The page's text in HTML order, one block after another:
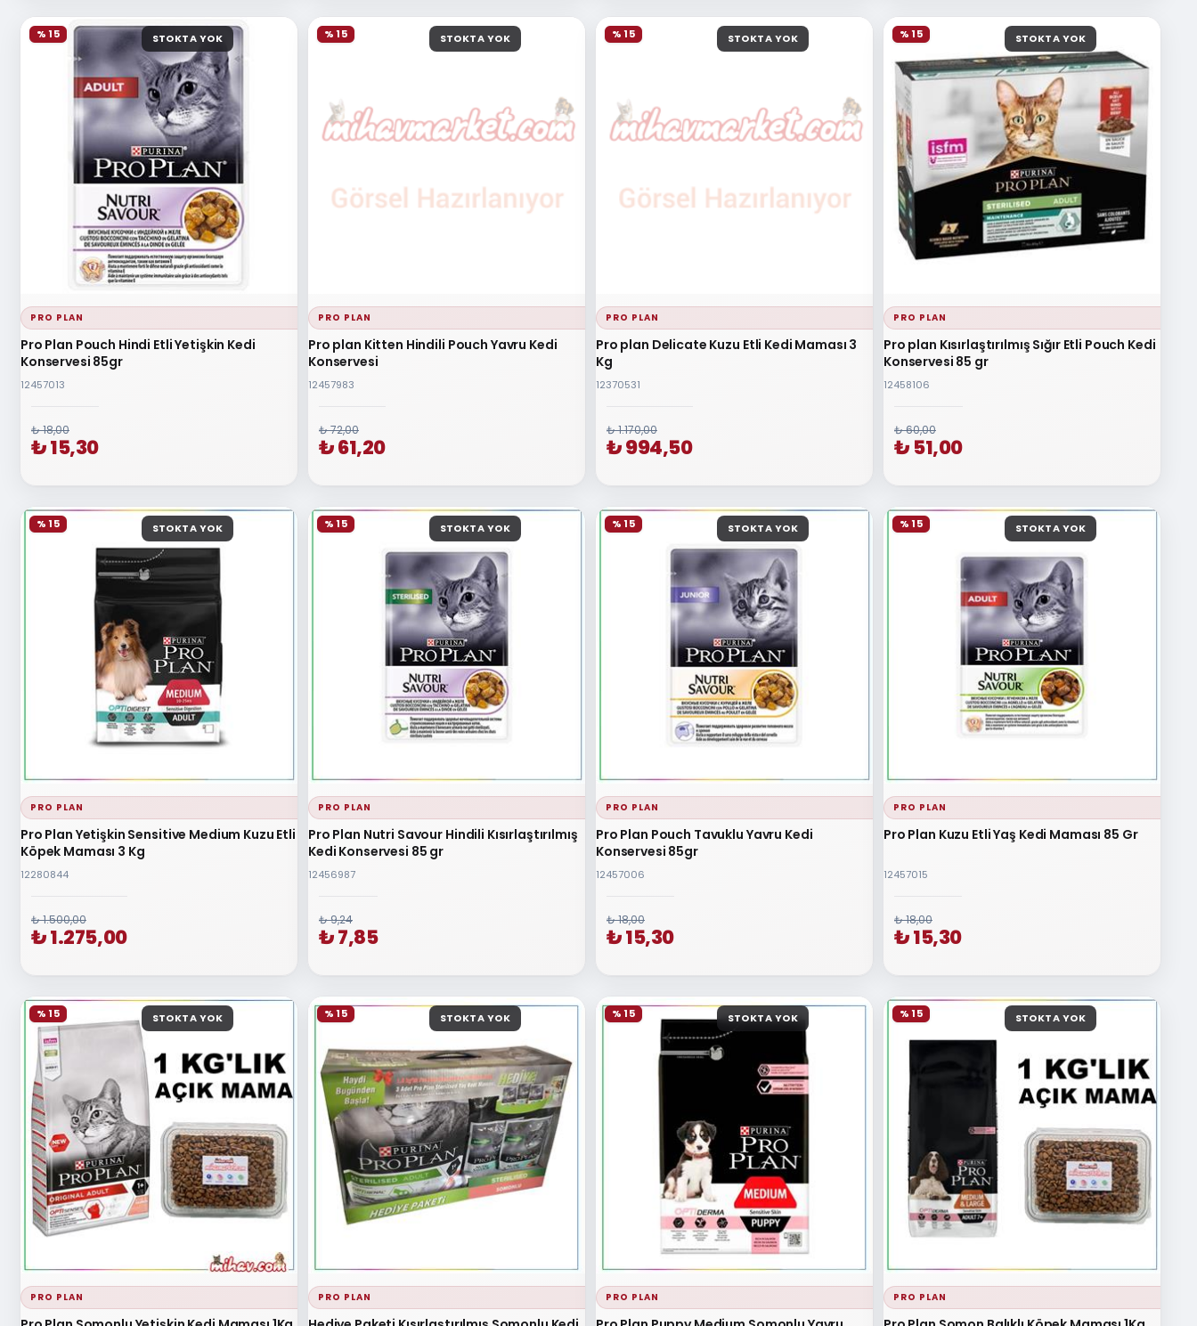
STOKTA YOK
PRO PLAN
Pro Plan Pouch Hindi Etli Yetişkin Kedi
Konservesi 85gr
12457013
% 15
₺ 18,00
₺ 15,30
STOKTA YOK
PRO PLAN
Pro plan Kitten Hindili Pouch Yavru Kedi
Konservesi
12457983
% 15
₺ 72,00
₺ 61,20
STOKTA YOK
PRO PLAN
Pro plan Delicate Kuzu Etli Kedi Maması 3
Kg
12370531
% 15
₺ 1.170,00
₺ 994,50
STOKTA YOK
PRO PLAN
Pro plan Kısırlaştırılmış Sığır Etli Pouch Kedi
Konservesi 85 gr
12458106
% 15
₺ 60,00
₺ 51,00
STOKTA YOK
PRO PLAN
Pro Plan Yetişkin Sensitive Medium Kuzu Etli
Köpek Maması 3 Kg
12280844
% 15
₺ 1.500,00
₺ 1.275,00
STOKTA YOK
PRO PLAN
Pro Plan Nutri Savour Hindili Kısırlaştırılmış
Kedi Konservesi 85 gr
12456987
% 15
₺ 9,24
₺ 7,85
STOKTA YOK
PRO PLAN
Pro Plan Pouch Tavuklu Yavru Kedi
Konservesi 85gr
12457006
% 15
₺ 18,00
₺ 15,30
STOKTA YOK
PRO PLAN
Pro Plan Kuzu Etli Yaş Kedi Maması 85 Gr
12457015
% 15
₺ 18,00
₺ 15,30
STOKTA YOK
PRO PLAN
% 15 STOKTA YOK
PRO PLAN
% 15 STOKTA YOK
PRO PLAN
% 15 STOKTA YOK
PRO PLAN
% 15